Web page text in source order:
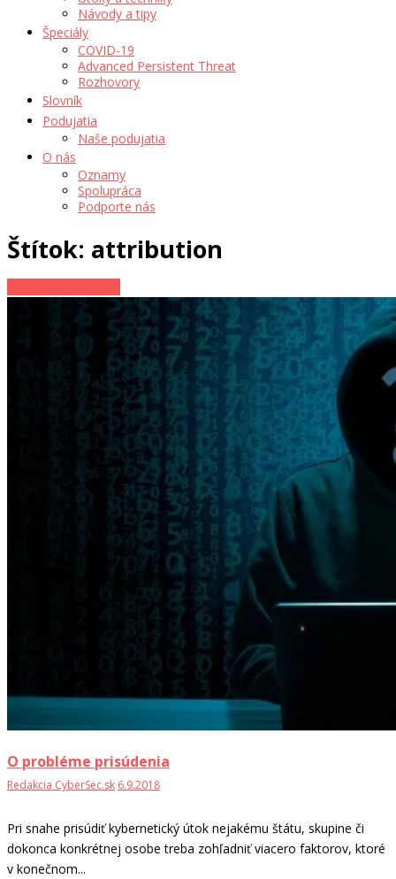
Návody a tipy
Špeciály
COVID-19
Advanced Persistent Threat
Rozhovory
Slovník
Podujatia
Naše podujatia
O nás
Oznamy
Spolupráca
Podporte nás
Štítok: attribution
O probléme prisúdenia
Redakcia CyberSec.sk 6.9.2018
Pri snahe prisúdiť kybernetický útok nejakému štátu, skupine či
dokonca konkrétnej osobe treba zohľadniť viacero faktorov, ktoré
v konečnom...